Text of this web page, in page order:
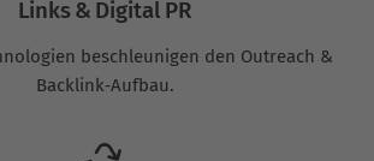
Links & Digital PR
beschleunigen den Outreach &
Backlink‑Aufbau.